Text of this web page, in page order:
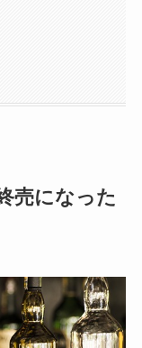
売になった